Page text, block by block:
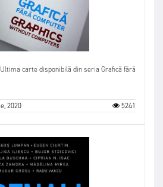
carte disponibilă din seria Grafică fără
2020 5241